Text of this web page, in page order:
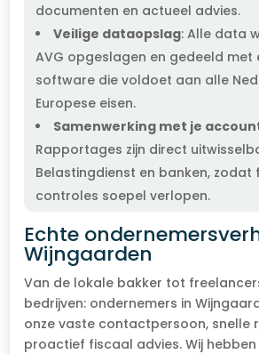
documenten en actueel advies.
Veilige dataopslag: Alle data
AVG opgeslagen en gedeeld met
software die voldoet aan alle
Europese eisen.
Samenwerking met je
Rapportages zijn direct
Belastingdienst en banken, zodat
controles soepel verlopen.
Echte
Wijngaarden
Van de lokale bakker tot
bedrijven: ondernemers in
onze vaste contactpersoon, snelle
proactief fiscaal advies. Wij